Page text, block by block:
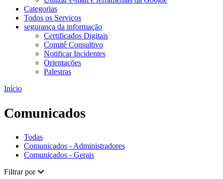
Categorias
Todos os Serviços
segurança da informação
Certificados Digitais
Comitê Consultivo
Notificar Incidentes
Orientações
Palestras
Início
Comunicados
Todas
Comunicados - Administradores
Comunicados - Gerais
Filtrar por